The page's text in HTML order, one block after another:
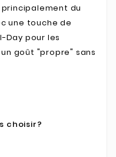
du
une touche de
Day pour les
goût "propre" sans
choisir?